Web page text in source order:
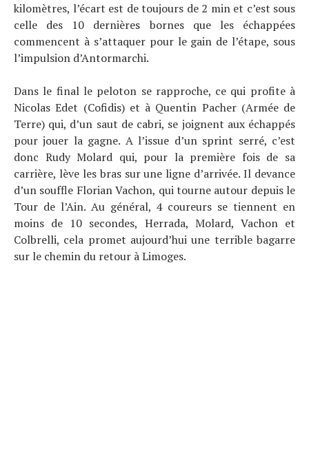
kilomètres, l’écart est de toujours de 2 min et c’est sous
celle des 10 dernières bornes que les échappées
commencent à s’attaquer pour le gain de l’étape, sous
l’impulsion d’Antormarchi.
Dans le final le peloton se rapproche, ce qui profite à
Nicolas Edet (Cofidis) et à Quentin Pacher (Armée de
Terre) qui, d’un saut de cabri, se joignent aux échappés
pour jouer la gagne. A l’issue d’un sprint serré, c’est
donc Rudy Molard qui, pour la première fois de sa
carrière, lève les bras sur une ligne d’arrivée. Il devance
d’un souffle Florian Vachon, qui tourne autour depuis le
Tour de l’Ain. Au général, 4 coureurs se tiennent en
moins de 10 secondes, Herrada, Molard, Vachon et
Colbrelli, cela promet aujourd’hui une terrible bagarre
sur le chemin du retour à Limoges.